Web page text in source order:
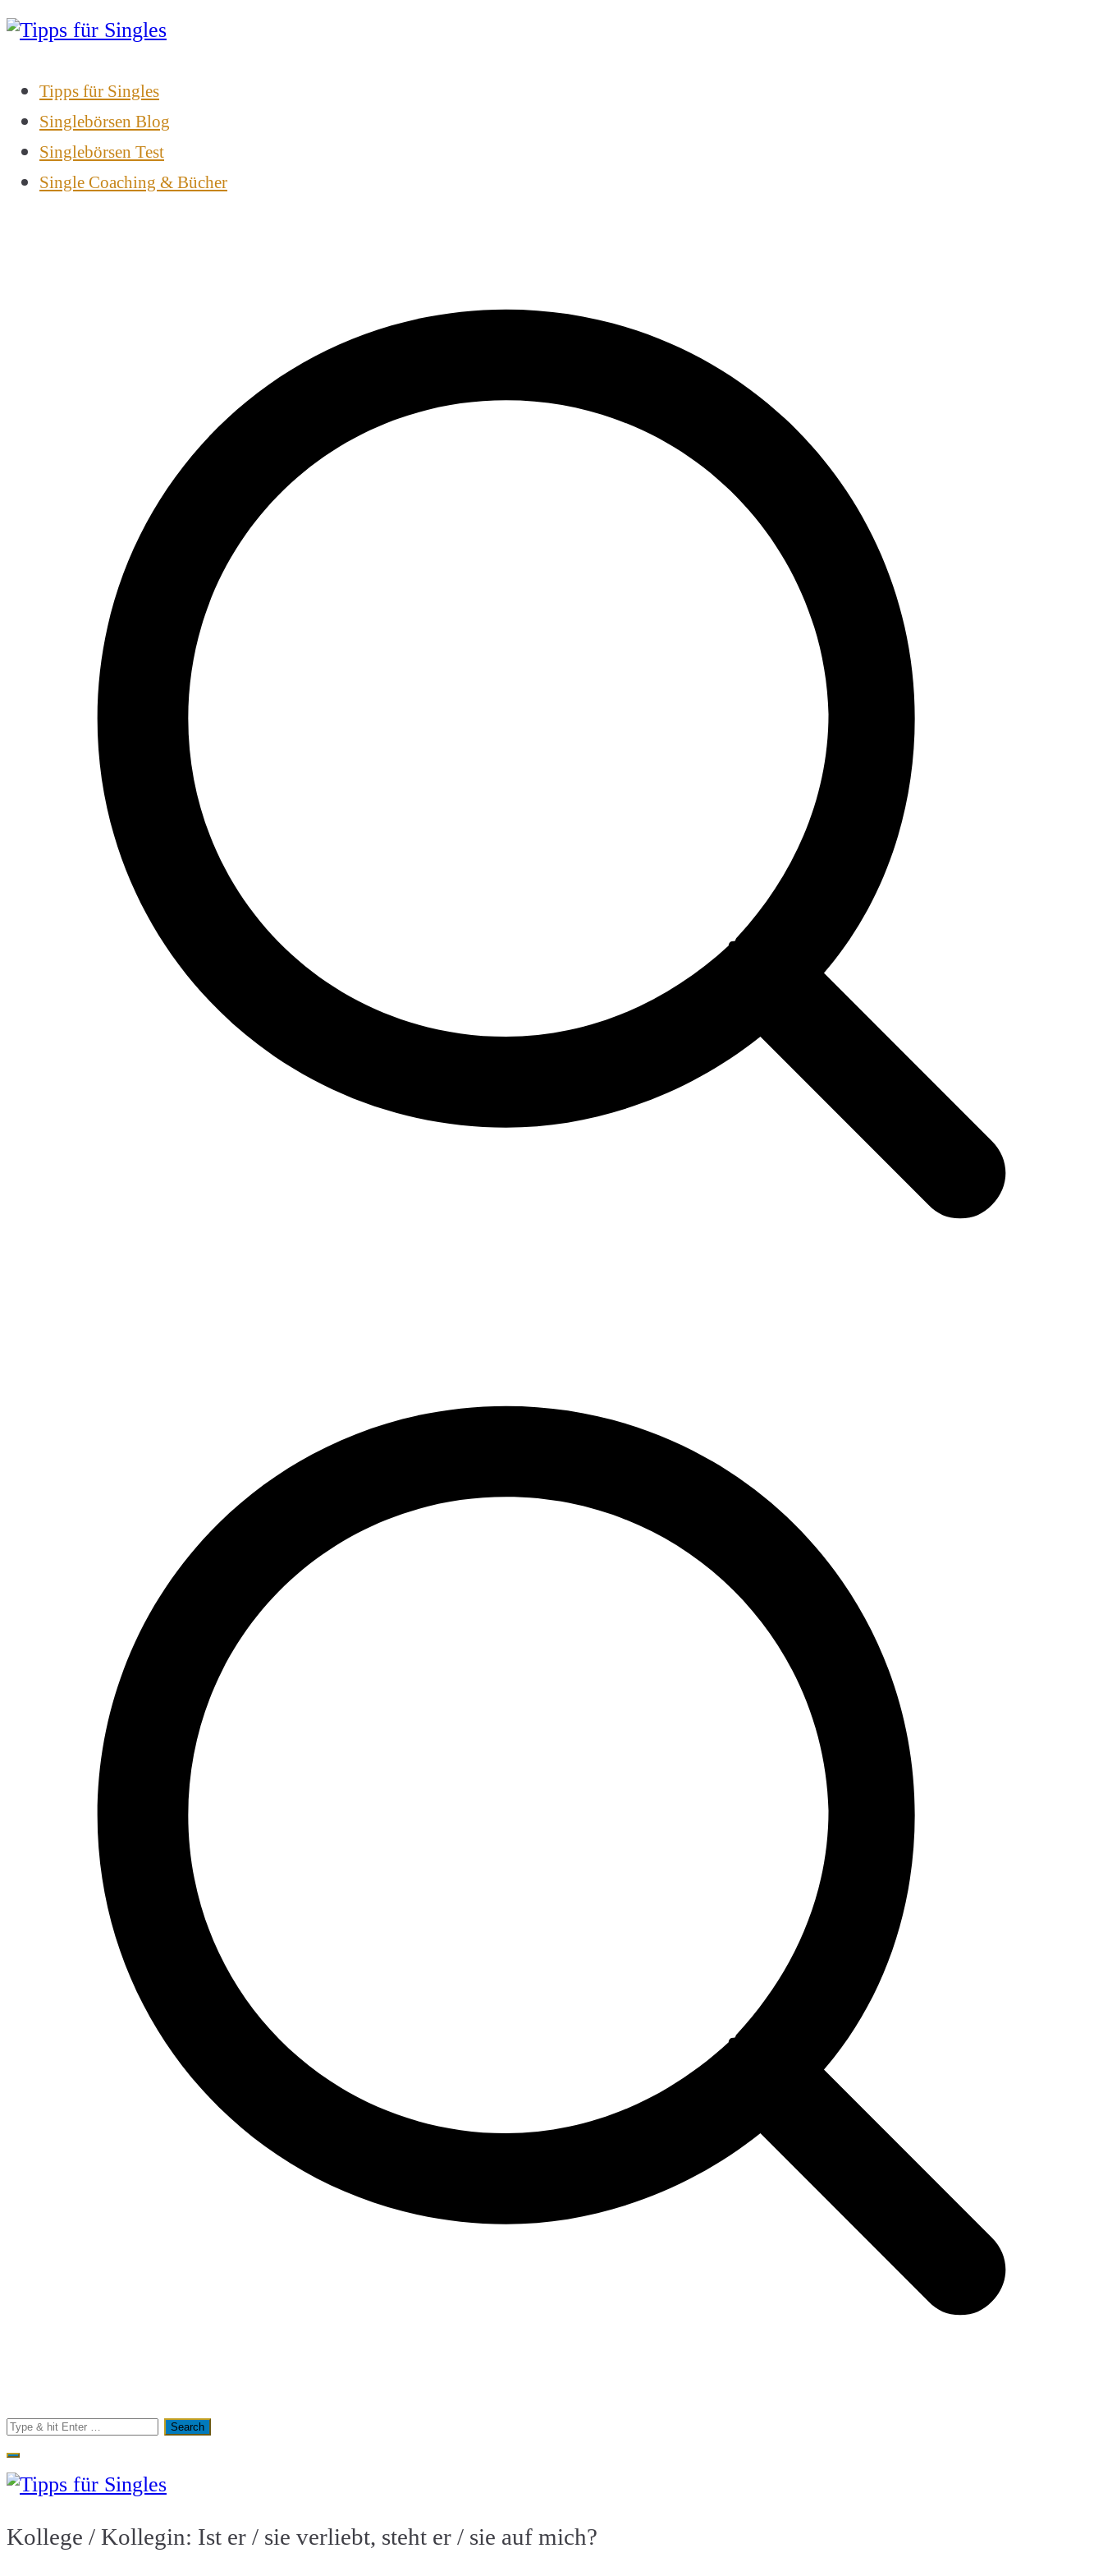
Zum
Inhalt
Tipps für Singles
Singlebörsen Blog
Singlebörsen Test
Single Coaching & Bücher
Search
for:
Tipps für Singles
Partnersuche leicht gemacht
Kollege / Kollegin: Ist er / sie verliebt, steht er / sie auf mich?